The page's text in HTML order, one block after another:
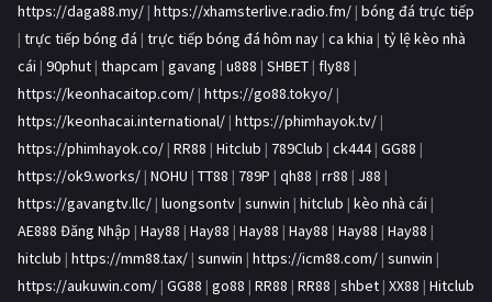
https://daga88.my/ | https://xhamsterlive.radio.fm/ | bóng đá trực tiếp
| trực tiếp bóng đá | trực tiếp bóng đá hôm nay | ca khia | tỷ lệ kèo nhà
cái | 90phut | thapcam | gavang | u888 | SHBET | fly88 |
https://keonhacaitop.com/ | https://go88.tokyo/ |
https://keonhacai.international/ | https://phimhayok.tv/ |
https://phimhayok.co/ | RR88 | Hitclub | 789Club | ck444| GG88 |
https://ok9.works/ | NOHU | TT88 | 789P | qh88 | rr88 | J88 |
https://gavangtv.llc/ | luongsontv | sunwin | hitclub | kèo nhà cái |
AE888 Đăng Nhập | Hay88 | Hay88 | Hay88 | Hay88 | Hay88 | Hay88 |
hitclub | https://mm88.tax/ | sunwin | https://icm88.com/ | sunwin |
https://aukuwin.com/ | GG88 | go88 | RR88 | RR88 | shbet | XX88 | Hitclub